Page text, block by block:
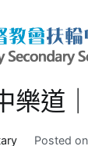
樂道
Posted on